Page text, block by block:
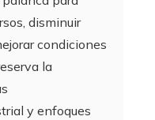
disminuir
condiciones
la
y enfoques